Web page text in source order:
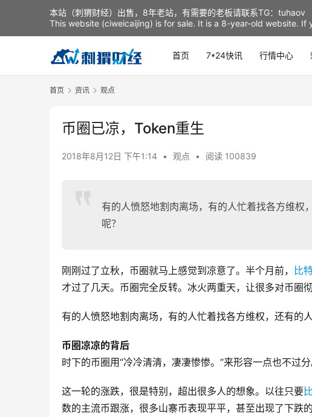
首页 7*24快讯 行情中心
首页 资讯 观点
币圈已凉，Token重生
2018年8月12日 下午1:14 • 观点 • 阅读 100839
有的人愤怒地割肉离场，有的人忙着找各方维
呢？
刚刚过了立秋，币圈就马上感觉到凉意了。半个月前， 比
才过了几天。币圈完全反转。冰火两重天，让很多对币圈彻
有的人愤怒地割肉离场，有的人忙着找各方维权，还有的
币圈凉凉的背后
时下的币圈用“冷冷清清，凄凄惨惨。”来形容一点也不过
这一轮的涨跌，很是特别，超出很多人的想象。以往只要
数的主流币跟涨，很多山寨币表现平平，甚至出现了下跌
本站（刺猬财经）出售，8年老站，有需要的老板请联系TG：tuhaov
This website (ciweicaijing) is for sale. It is a 8-year-old website. If